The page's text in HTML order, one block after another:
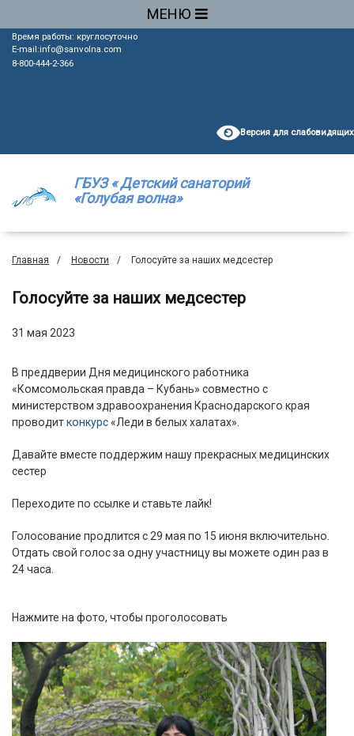
МЕНЮ
Время работы: круглосуточно
E-mail:info@sanvolna.com
8-800-444-2-366
Версия для слабовидящих
ГБУЗ « Детский санаторий
«Голубая волна»
Главная Новости Голосуйте за наших медсестер
Голосуйте за наших медсестер
31 мая 2023
В преддверии Дня медицинского работника
«Комсомольская правда – Кубань» совместно с
министерством здравоохранения Краснодарского края
проводитконкурс«Леди в белых халатах».
Давайте вместе поддержим нашу прекрасных медицинских
сестер
Переходите по ссылке и ставьте лайк!
Голосование продлится с 29 мая по 15 июня включительно.
Отдать свой голос за одну участницу вы можете один раз в
24 часа.
Нажмите на фото, чтобы проголосовать